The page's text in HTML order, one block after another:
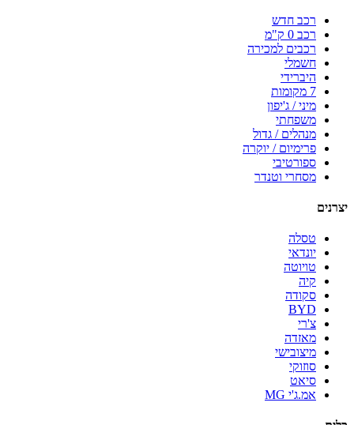
רכב חדש
רכב 0 ק"מ
רכבים למכירה
חשמלי
היברידי
7 מקומות
מיני / ג'יפון
משפחתי
מנהלים / גדול
פרימיום / יוקרה
ספורטיבי
מסחרי וטנדר
יצרנים
טסלה
יונדאי
טויוטה
קיה
סקודה
BYD
צ'רי
מאזדה
מיצובישי
סוזוקי
סיאט
אמ.ג'י MG